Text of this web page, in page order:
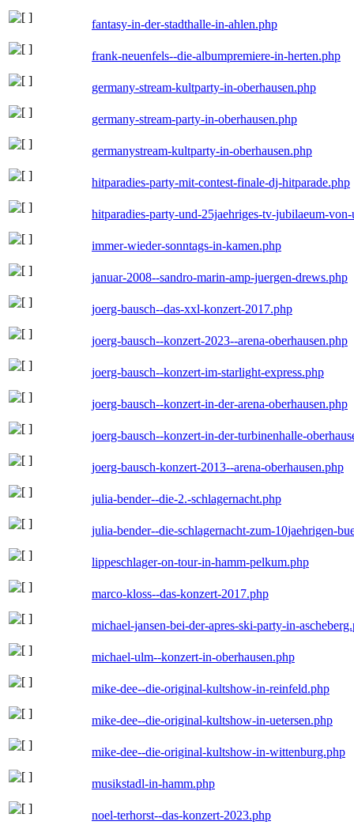
fantasy-in-der-stadthalle-in-ahlen.php
frank-neuenfels--die-albumpremiere-in-herten.php
germany-stream-kultparty-in-oberhausen.php
germany-stream-party-in-oberhausen.php
germanystream-kultparty-in-oberhausen.php
hitparadies-party-mit-contest-finale-dj-hitparade.php
hitparadies-party-und-25jaehriges-tv-jubilaeum-
immer-wieder-sonntags-in-kamen.php
januar-2008--sandro-marin-amp-juergen-drews.php
joerg-bausch--das-xxl-konzert-2017.php
joerg-bausch--konzert-2023--arena-oberhausen.php
joerg-bausch--konzert-im-starlight-express.php
joerg-bausch--konzert-in-der-arena-oberhausen.php
joerg-bausch--konzert-in-der-turbinenhalle-
joerg-bausch-konzert-2013--arena-oberhausen.php
julia-bender--die-2.-schlagernacht.php
julia-bender--die-schlagernacht-zum-10jaehrigen-
lippeschlager-on-tour-in-hamm-pelkum.php
marco-kloss--das-konzert-2017.php
michael-jansen-bei-der-apres-ski-party-in-
michael-ulm--konzert-in-oberhausen.php
mike-dee--die-original-kultshow-in-reinfeld.php
mike-dee--die-original-kultshow-in-uetersen.php
mike-dee--die-original-kultshow-in-wittenburg.php
musikstadl-in-hamm.php
noel-terhorst--das-konzert-2023.php